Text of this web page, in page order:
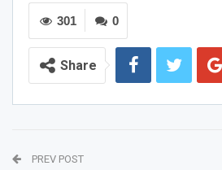
0
301
Share
PREV POST